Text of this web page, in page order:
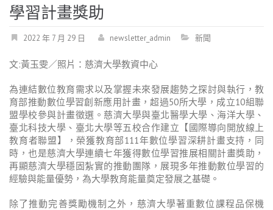
學習計畫獎助
2022 年 7 月 29 日 newsletter_admin 新聞
文:黃玉雯／照片：慈濟大學教資中心
為連結數位教育需求以及掌握未來發展趨勢之探討與執行，教
育部推動數位學習創新應用計畫，超過50所大學，成立10組聯
盟學校參與計畫徵選。慈濟大學與臺北醫學大學、海洋大學、
臺北科技大學、臺北大學等五校合作建立【國際導向開放線上
教育者聯盟】，榮獲教育部111年數位學習深耕計畫支持，同
時，也是慈濟大學連續七年獲得數位學習推展相關計畫獎助，
再顯慈濟大學穩固紮實的推動團隊，展現多年推動數位學習的
經驗與能量優勢，為大學教育能量奠定發展之基礎。
除了推動完善獎勵機制之外，慈濟大學著重數位課程品保機